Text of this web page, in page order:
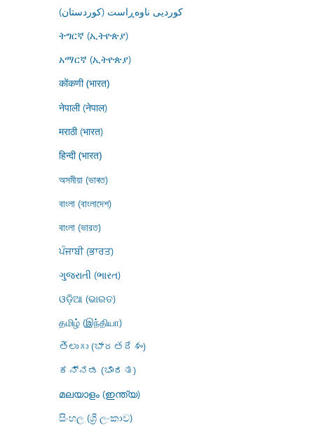
کوردیی ناوەڕاست (کوردستان)
ትግርኛ (ኢትዮጵያ)
አማርኛ (ኢትዮጵያ)
कोंकणी (भारत)
नेपाली (नेपाल)
मराठी (भारत)
हिन्दी (भारत)
অসমীয়া (ভাৰত)
বাংলা (বাংলাদেশ)
বাংলা (ভারত)
ਪੰਜਾਬੀ (ਭਾਰਤ)
ગુજરાતી (ભારત)
ଓଡ଼ିଆ (ଭାରତ)
தமிழ் (இந்தியா)
తెలుగు (భారతదేశం)
ಕನ್ನಡ (ಭಾರತ)
മലയാളം (ഇന്ത്യ)
සිංහල (ශ්‍රී ලංකාව)